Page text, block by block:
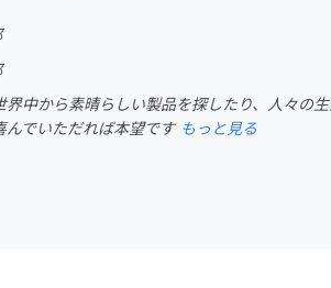
サービス開発 フード・飲
界中から素晴らしい製品を探したり、人々
でいただれば本望です もっと見る